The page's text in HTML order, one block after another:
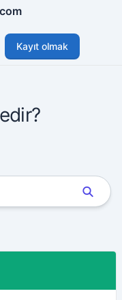
Kayıt olmak